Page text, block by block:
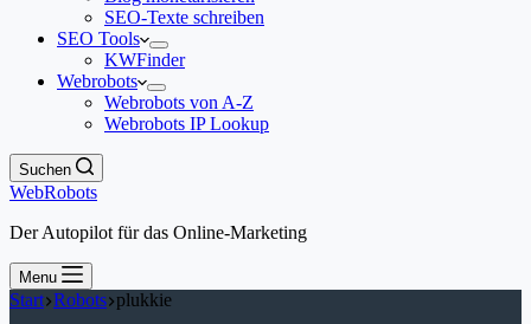
SEO-Texte schreiben
SEO Tools
KWFinder
Webrobots
Webrobots von A-Z
Webrobots IP Lookup
Suchen
WebRobots
Der Autopilot für das Online-Marketing
Menu
Start Robots plukkie